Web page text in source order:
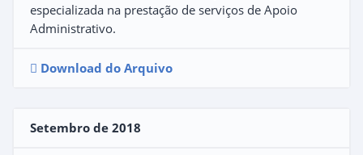
especializada na prestação de serviços de Apoio
Administrativo.
Download do Arquivo
Setembro de 2018